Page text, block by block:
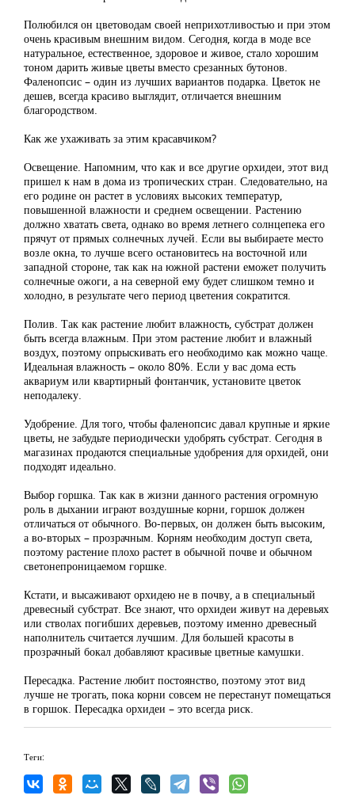
Полюбился он цветоводам своей неприхотливостью и при этом
очень красивым внешним видом. Сегодня, когда в моде все
натуральное, естественное, здоровое и живое, стало хорошим
тоном дарить живые цветы вместо срезанных бутонов.
Фаленопсис – один из лучших вариантов подарка. Цветок не
дешев, всегда красиво выглядит, отличается внешним
благородством.
Как же ухаживать за этим красавчиком?
Освещение. Напомним, что как и все другие орхидеи, этот вид
пришел к нам в дома из тропических стран. Следовательно, на
его родине он растет в условиях высоких температур,
повышенной влажности и среднем освещении. Растению
должно хватать света, однако во время летнего солнцепека его
прячут от прямых солнечных лучей. Если вы выбираете место
возле окна, то лучше всего остановитесь на восточной или
западной стороне, так как на южной растени еможет получить
солнечные ожоги, а на северной ему будет слишком темно и
холодно, в результате чего период цветения сократится.
Полив. Так как растение любит влажность, субстрат должен
быть всегда влажным. При этом растение любит и влажный
воздух, поэтому опрыскивать его необходимо как можно чаще.
Идеальная влажность – около 80%. Если у вас дома есть
аквариум или квартирный фонтанчик, установите цветок
неподалеку.
Удобрение. Для того, чтобы фаленопсис давал крупные и яркие
цветы, не забудьте периодически удобрять субстрат. Сегодня в
магазинах продаются специальные удобрения для орхидей, они
подходят идеально.
Выбор горшка. Так как в жизни данного растения огромную
роль в дыхании играют воздушные корни, горшок должен
отличаться от обычного. Во-первых, он должен быть высоким,
а во-вторых – прозрачным. Корням необходим доступ света,
поэтому растение плохо растет в обычной почве и обычном
светонепроницаемом горшке.
Кстати, и высаживают орхидею не в почву, а в специальный
древесный субстрат. Все знают, что орхидеи живут на деревьях
или стволах погибших деревьев, поэтому именно древесный
наполнитель считается лучшим. Для большей красоты в
прозрачный бокал добавляют красивые цветные камушки.
Пересадка. Растение любит постоянство, поэтому этот вид
лучше не трогать, пока корни совсем не перестанут помещаться
в горшок. Пересадка орхидеи – это всегда риск.
Теги: